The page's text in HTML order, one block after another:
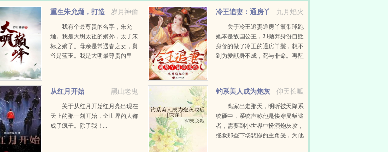
岁月神偷
重生朱允熥，打造
大明巅峰
我有个最尊贵的名字，朱允
熥。我是大明太祖的嫡孙，太子朱
标之嫡子。母亲是常遇春之女，舅
爷是蓝玉。我是大明最尊贵的皇
明。海纳百川，四海来拜。...
九月焰火
冷王追妻：通房丫
鬟带球跑
关于冷王追妻通房丫鬟带球跑
她本是敌国公主，却抛弃身份自贬
身价的做了冷王的通房丫鬟，想不
到为爱献身不成，死与非命。再醒
当她有一日终...
黑山老鬼
从红月开始
关于从红月开始红月亮出现在
天上的那一刻开始，全世界的人都
成了疯子。除了我！...
仰天长呱
钓系美人成为炮灰
攻后[快穿］
离家出走那天，明昕被天降系
统砸中，系统声称他是快穿局叛逃
者，需要到小世界中扮演炮灰攻，
拯救那些下场悲惨的主角受，为他